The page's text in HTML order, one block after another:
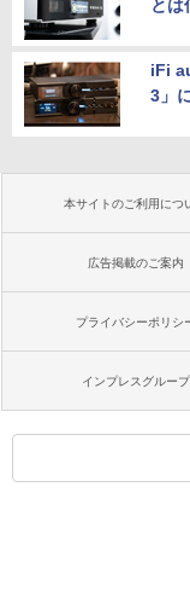
とは
iFi
3」
本サイトのご利用につ
広告掲載のご案内
プライバシーポリシ
インプレスグループ